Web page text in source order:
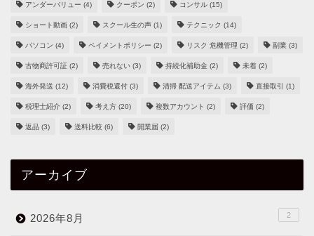
アンダーバリュー (4) クーポン (2) コンサル (15)
ショート動画 (2) スクール生の声 (1) テクニック (14)
パソコン (4) ペイメントポリシー (2) リスク 危機管理 (2) 副業 (3)
古物商許可証 (2) 売れない (3) 持続化補助金 (2) 未着 (2)
海外発送 (12) 消費税還付 (3) 清掃 配送アイテム (3) 直接取引 (1)
税理士紹介 (2) 考え方 (20) 複数アカウント (2) 評価 (2)
返品 (3) 送料比較 (6) 開業届 (2)
アーカイブ
2026年8月 2